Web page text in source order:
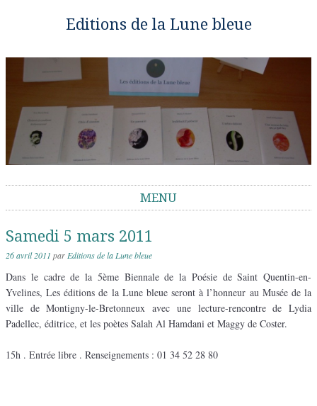
Editions de la Lune bleue
MENU
Samedi 5 mars 2011
26 avril 2011 parEditions de la Lune bleue
Dans le cadre de la 5ème Biennale de la Poésie de Saint Quentin-en-
Yvelines, Les éditions de la Lune bleue seront à l’honneur au Musée de la
ville de Montigny-le-Bretonneux avec une lecture-rencontre de Lydia
Padellec, éditrice, et les poètes Salah Al Hamdani et Maggy de Coster.
15h . Entrée libre . Renseignements : 01 34 52 28 80